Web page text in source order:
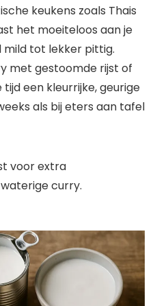
keukens zoals Thais
het moeiteloos aan je
mild tot lekker pittig.
met gestoomde rijst of
een kleurrijke, geurige
als bij eters aan tafel
voor extra
curry.